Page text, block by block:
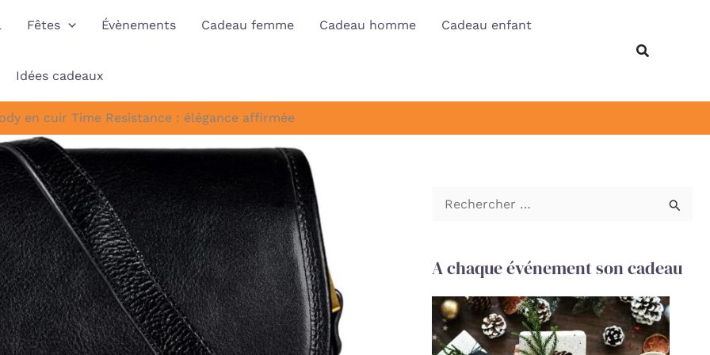
Fêtes Évènements Cadeau femme Cadeau homme Cadeau enfant
Idées cadeaux
en cuir Time Resistance : élégance affirmée
c
e
r
A chaque événement son cadeau